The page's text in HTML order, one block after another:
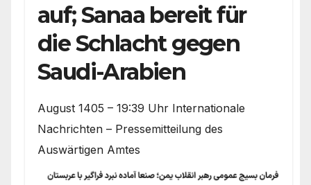
auf; Sanaa bereit für
die Schlacht gegen
Saudi-Arabien
August 1405 – 19:39 Uhr Internationale
Nachrichten – Pressemitteilung des
Auswärtigen Amtes